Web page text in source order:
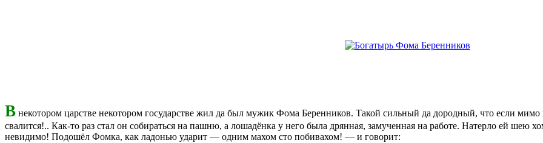
В некотором царстве некотором государстве жил да был мужик Фома Беренников. Такой сильный да дородный, что если мимо
свалится!.. Как-то раз стал он собираться на пашню, а лошадёнка у него была дрянная, замученная на работе. Натерло ей шею
невидимо! Подошёл Фомка, как ладонью ударит — одним махом сто побивахом! — и говорит: